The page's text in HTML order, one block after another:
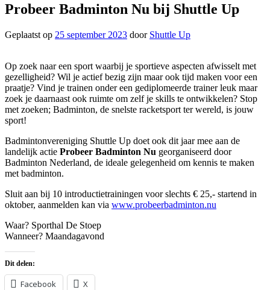
Probeer Badminton Nu bij Shuttle Up
Geplaatst op 25 september 2023 door Shuttle Up
Op zoek naar een sport waarbij je sportieve aspecten afwisselt met
gezelligheid? Wil je actief bezig zijn maar ook tijd maken voor een
praatje? Vind je trainen onder een gediplomeerde trainer leuk maar
zoek je daarnaast ook ruimte om zelf je skills te ontwikkelen? Stop
met zoeken; Badminton, de snelste racketsport ter wereld, is jouw
sport!
Badmintonvereniging Shuttle Up doet ook dit jaar mee aan de
landelijk actie Probeer Badminton Nu georganiseerd door
Badminton Nederland, de ideale gelegenheid om kennis te maken
met badminton.
Sluit aan bij 10 introductietrainingen voor slechts € 25,- startend in
oktober, aanmelden kan via www.probeerbadminton.nu
Waar? Sporthal De Stoep
Wanneer? Maandagavond
Dit delen:
Facebook X